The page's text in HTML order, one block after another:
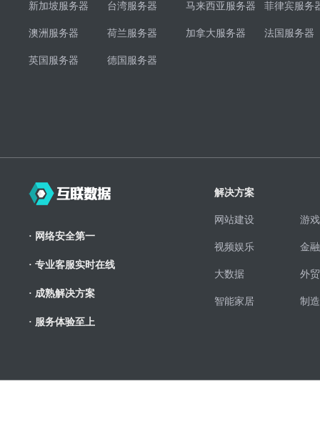
新加坡服务器 台湾服务器 马来西亚服务器 菲律宾服务
澳洲服务器 荷兰服务器 加拿大服务器 法国服务器
英国服务器 德国服务器
· 网络安全第一
· 专业客服实时在线
· 成熟解决方案
· 服务体验至上
解决方案
网站建设 游
视频娱乐 金
大数据 外
智能家居 制